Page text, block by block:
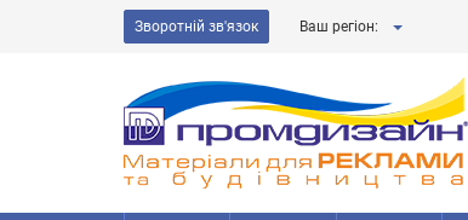
Зворотній зв'язок Ваш регіон: